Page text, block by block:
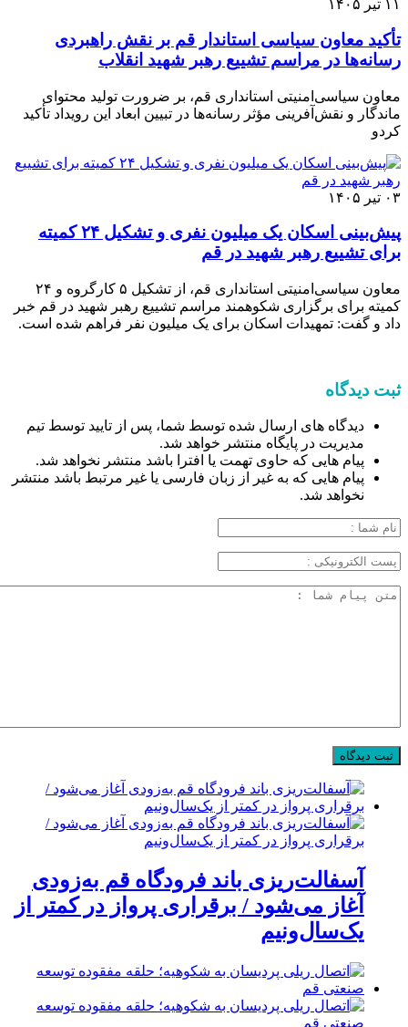
۱۱ تیر ۱۴۰۵
تأکید معاون سیاسی‌ استاندار قم بر نقش راهبردی
رسانه‌ها در مراسم تشییع رهبر شهید انقلاب
معاون سیاسی‌امنیتی استانداری قم، بر ضرورت تولید محتوای
ماندگار و نقش‌آفرینی مؤثر رسانه‌ها در تبیین ابعاد این رویداد تأکید
کردو
۰۳ تیر ۱۴۰۵
پیش‌بینی اسکان یک میلیون نفری و تشکیل ۲۴ کمیته
برای تشییع رهبر شهید در قم
معاون سیاسی‌امنیتی استانداری قم، از تشکیل ۵ کارگروه و ۲۴
کمیته برای برگزاری شکوهمند مراسم تشییع رهبر شهید در قم خبر
داد و گفت: تمهیدات اسکان برای یک میلیون نفر فراهم شده ‌است.
ثبت دیدگاه
دیدگاه های ارسال شده توسط شما، پس از تایید توسط تیم
مدیریت در پایگاه منتشر خواهد شد.
پیام هایی که حاوی تهمت یا افترا باشد منتشر نخواهد شد.
پیام هایی که به غیر از زبان فارسی یا غیر مرتبط باشد منتشر
نخواهد شد.
آسفالت‌ریزی باند فرودگاه قم به‌زودی
آغاز می‌شود / برقراری پرواز در کمتر از
یک‌سال‌ونیم